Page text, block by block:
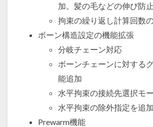
加。髪の毛などの伸び防
拘束の繰り返し計算回数
ボーン構造設定の機能拡張
分岐チェーン対応
ボーンチェーンに対する
能追加
水平拘束の接続先選択モ
水平拘束の除外指定を追加
Prewarm機能